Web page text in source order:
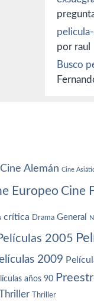
por raul
Busco
Cine Alemán Cine
Europeo Cine
crítica Drama General
2005
2009
años 90
Thriller